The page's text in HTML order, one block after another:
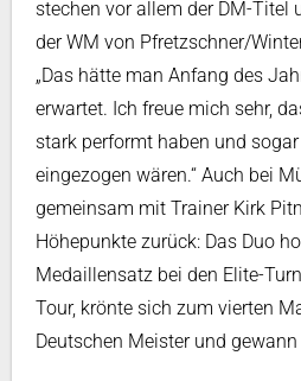
stechen vor allem der DM-Titel
der WM von Pfretzschner/
„Das hätte man Anfang des
erwartet. Ich freue mich sehr,
stark performt haben und
eingezogen wären.“ Auch bei
gemeinsam mit Trainer Kirk
Höhepunkte zurück: Das Duo
Medaillensatz bei den Elite-
Tour, krönte sich zum vierten
Deutschen Meister und gewann